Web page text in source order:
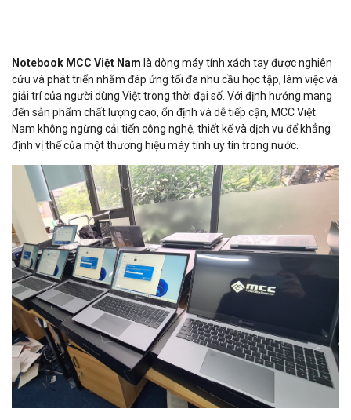
Notebook MCC Việt Nam là dòng máy tính xách tay được nghiên
cứu và phát triển nhằm đáp ứng tối đa nhu cầu học tập, làm việc và
giải trí của người dùng Việt trong thời đại số. Với định hướng mang
đến sản phẩm chất lượng cao, ổn định và dễ tiếp cận, MCC Việt
Nam không ngừng cải tiến công nghệ, thiết kế và dịch vụ để khẳng
định vị thế của một thương hiệu máy tính uy tín trong nước.